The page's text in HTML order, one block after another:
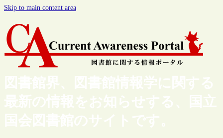
Skip to main content area
図書館界、図書館情報学に関する
最新の情報をお知らせする、国立
国会図書館のサイトです。